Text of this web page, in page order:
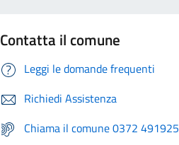
Contatta il comune
Leggi le domande frequenti
Richiedi Assistenza
Chiama il comune 0372 491925